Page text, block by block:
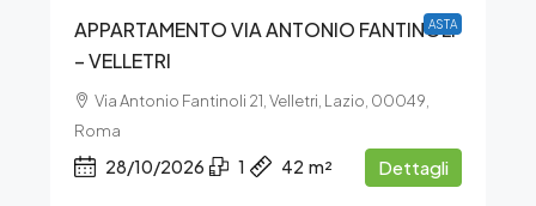
ASTA
APPARTAMENTO VIA ANTONIO FANTINOLI
– VELLETRI
Via Antonio Fantinoli 21, Velletri, Lazio, 00049,
Roma
28/10/2026 1 42 m² Dettagli